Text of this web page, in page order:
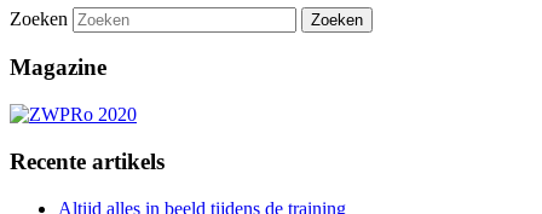
Zoeken
Magazine
Recente artikels
Altijd alles in beeld tijdens de training